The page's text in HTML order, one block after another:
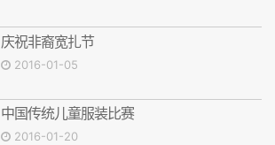
庆祝非裔宽扎节
2016-01-05
中国传统儿童服装比赛
2016-01-20